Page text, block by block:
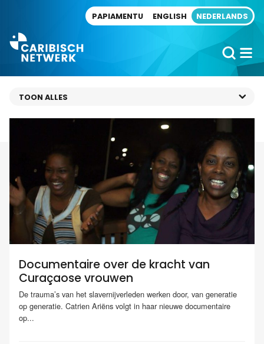
PAPIAMENTU ENGLISH NEDERLANDS
Documentaire over de kracht van
Curaçaose vrouwen
De trauma’s van het slavernijverleden werken door, van generatie
op generatie. Catrien Ariëns volgt in haar nieuwe documentaire
op...